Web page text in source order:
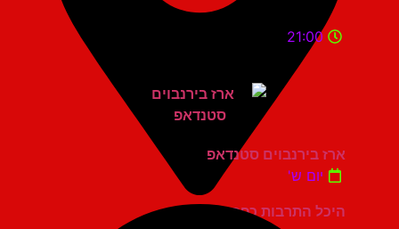
היכל התרבות כפר סבא
21:00
ארז בירנבוים סטנדאפ
יום ש'